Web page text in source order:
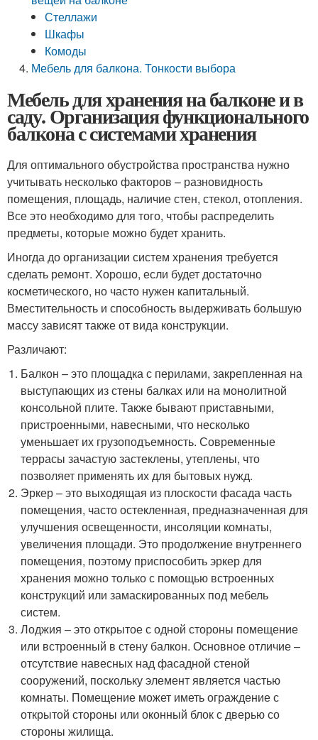
Стеллажи
Шкафы
Комоды
Мебель для балкона. Тонкости выбора
Мебель для хранения на балконе и в
саду. Организация функционального
балкона с системами хранения
Для оптимального обустройства пространства нужно
учитывать несколько факторов – разновидность
помещения, площадь, наличие стен, стекол, отопления.
Все это необходимо для того, чтобы распределить
предметы, которые можно будет хранить.
Иногда до организации систем хранения требуется
сделать ремонт. Хорошо, если будет достаточно
косметического, но часто нужен капитальный.
Вместительность и способность выдерживать большую
массу зависят также от вида конструкции.
Различают:
Балкон – это площадка с перилами, закрепленная на
выступающих из стены балках или на монолитной
консольной плите. Также бывают приставными,
пристроенными, навесными, что несколько
уменьшает их грузоподъемность. Современные
террасы зачастую застеклены, утеплены, что
позволяет применять их для бытовых нужд.
Эркер – это выходящая из плоскости фасада часть
помещения, часто остекленная, предназначенная для
улучшения освещенности, инсоляции комнаты,
увеличения площади. Это продолжение внутреннего
помещения, поэтому приспособить эркер для
хранения можно только с помощью встроенных
конструкций или замаскированных под мебель
систем.
Лоджия – это открытое с одной стороны помещение
или встроенный в стену балкон. Основное отличие –
отсутствие навесных над фасадной стеной
сооружений, поскольку элемент является частью
комнаты. Помещение может иметь ограждение с
открытой стороны или оконный блок с дверью со
стороны жилища.